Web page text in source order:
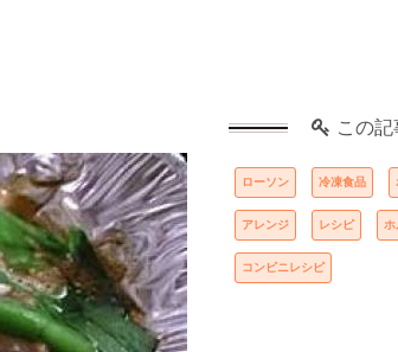
この
ローソン 冷凍食品
アレンジ レシピ
コンビニレシピ